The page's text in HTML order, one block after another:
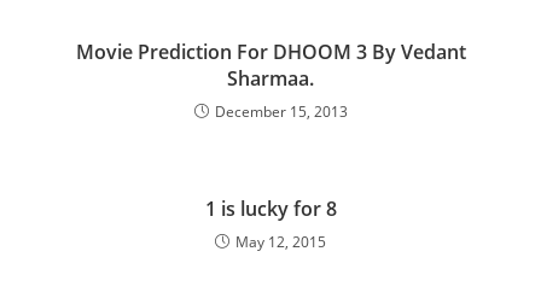
Movie Prediction For DHOOM 3 By Vedant
Sharmaa.
December 15, 2013
1 is lucky for 8
May 12, 2015